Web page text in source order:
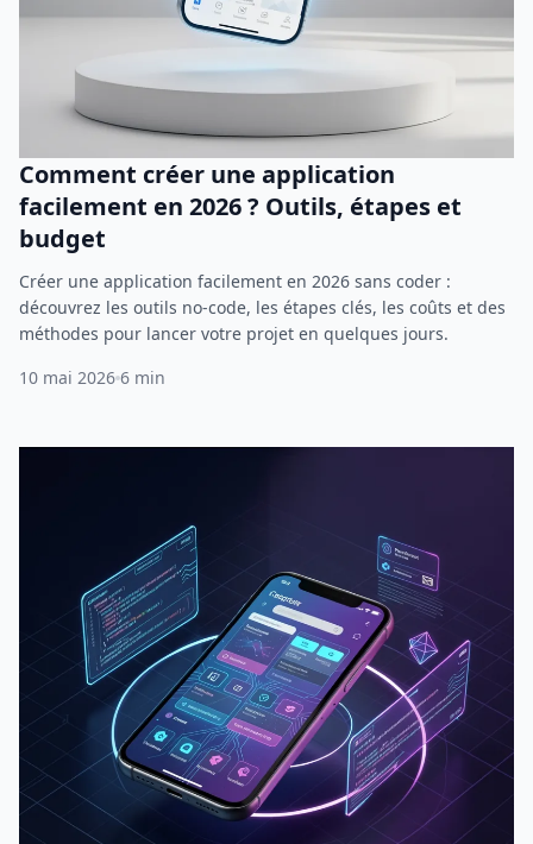
Comment créer une application
facilement en 2026 ? Outils, étapes et
budget
Créer une application facilement en 2026 sans coder :
découvrez les outils no-code, les étapes clés, les coûts et des
méthodes pour lancer votre projet en quelques jours.
10 mai 2026 6 min